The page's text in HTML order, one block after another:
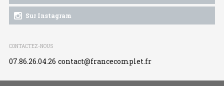
Sur Instagram
CONTACTEZ-NOUS
07.86.26.04.26 contact@francecomplet.fr